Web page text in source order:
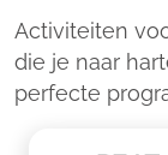
Activiteiten
die je naar
perfecte